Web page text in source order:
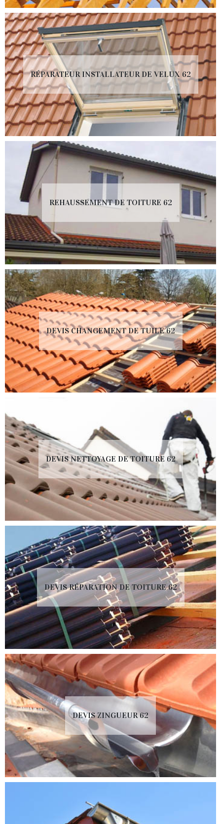
RÉPARATEUR INSTALLATEUR DE VELUX 62
REHAUSSEMENT DE TOITURE 62
DEVIS CHANGEMENT DE TUILE 62
DEVIS NETTOYAGE DE TOITURE 62
DEVIS RÉPARATION DE TOITURE 62
DEVIS ZINGUEUR 62